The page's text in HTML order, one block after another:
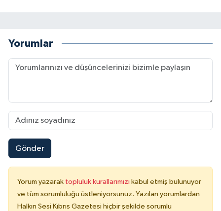
Yorumlar
Gönder
Yorum yazarak topluluk kurallarımızı kabul etmiş bulunuyor
ve tüm sorumluluğu üstleniyorsunuz. Yazılan yorumlardan
Halkın Sesi Kıbrıs Gazetesi hiçbir şekilde sorumlu